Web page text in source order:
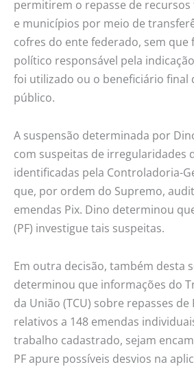
permitirem o repasse de recursos
e municípios por meio de
cofres do ente federado, sem que
político responsável pela
foi utilizado ou o beneficiário final
público.
A suspensão determinada por
com suspeitas de irregularidades
identificadas pela Controladoria-
que, por ordem do Supremo,
emendas Pix. Dino determinou
(PF) investigue tais suspeitas.
Em outra decisão, também desta
determinou que informações do
da União (TCU) sobre repasses de
relativos a 148 emendas
trabalho cadastrado, sejam
PF apure possíveis desvios na